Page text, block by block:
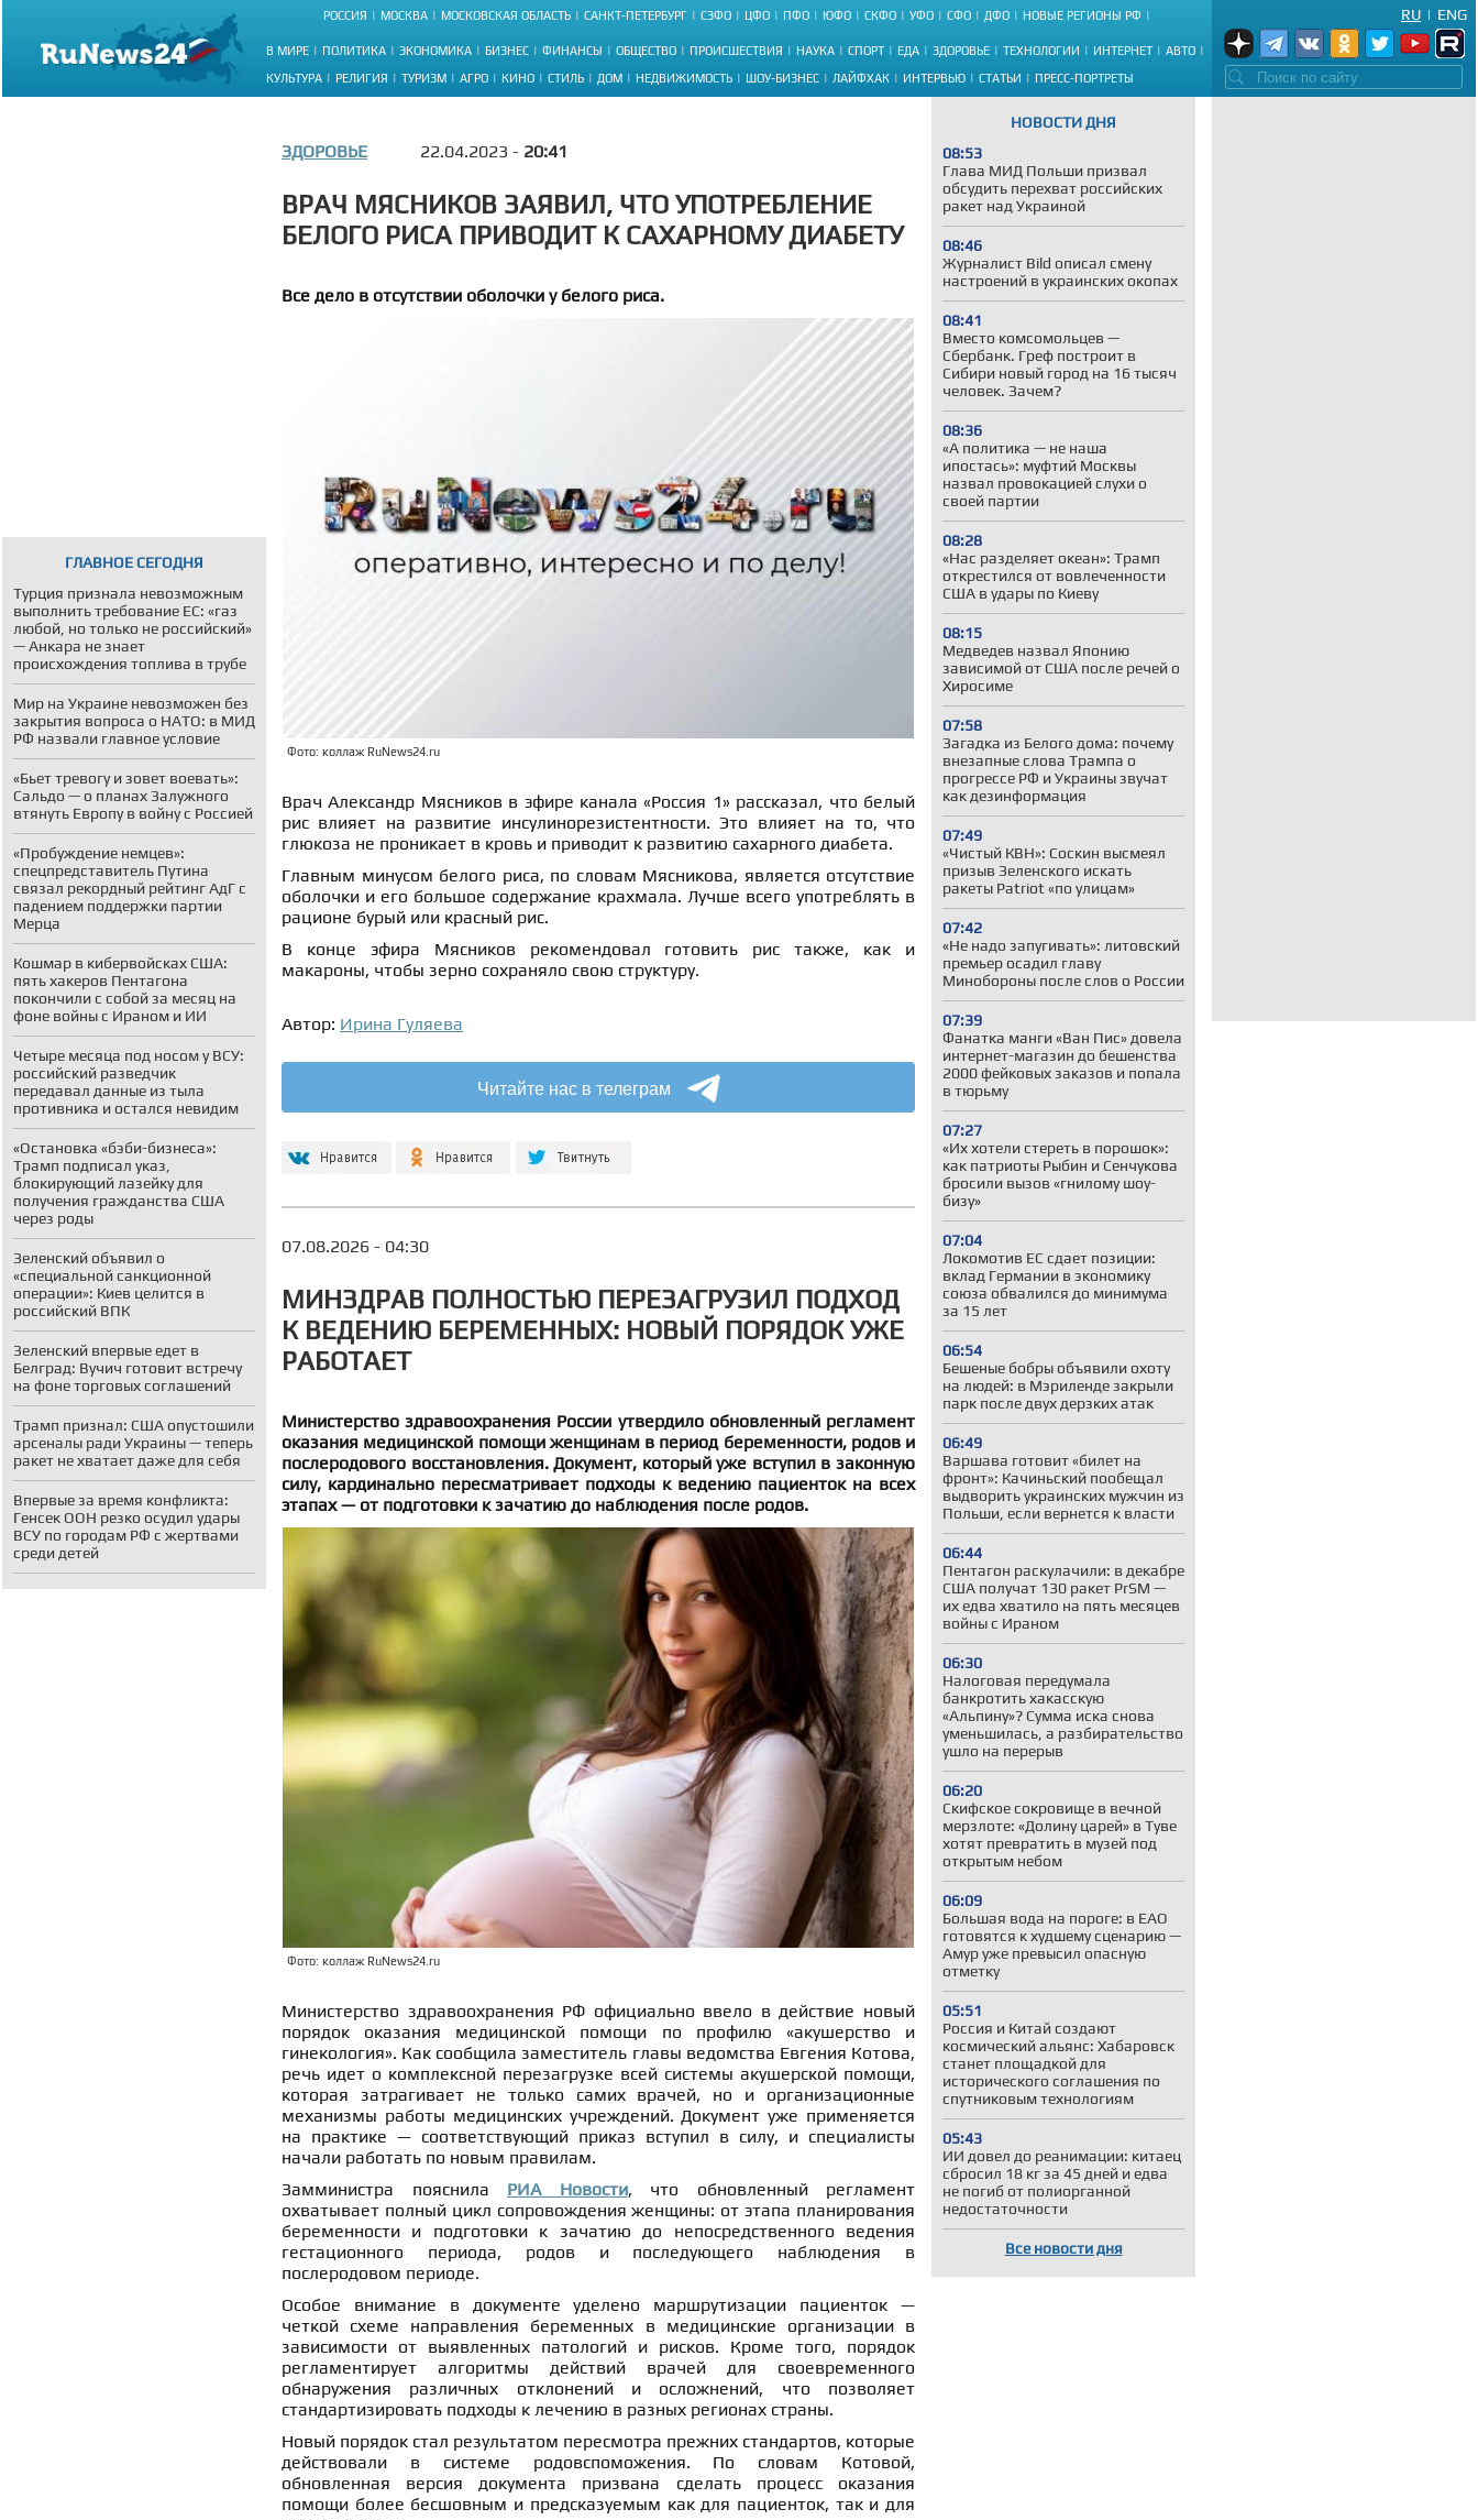
РОССИЯ МОСКВА МОСКОВСКАЯ ОБЛАСТЬ САНКТ-ПЕТЕРБУРГ СЗФО ЦФО ПФО ЮФО СКФО УФО СФО ДФО НОВЫЕ РЕГИОНЫ РФ
В МИРЕ ПОЛИТИКА ЭКОНОМИКА БИЗНЕС ФИНАНСЫ ОБЩЕСТВО ПРОИСШЕСТВИЯ НАУКА СПОРТ ЕДА ЗДОРОВЬЕ ТЕХНОЛОГИИ ИНТЕРНЕТ АВТО
КУЛЬТУРА РЕЛИГИЯ ТУРИЗМ АГРО КИНО СТИЛЬ ДОМ НЕДВИЖИМОСТЬ ШОУ-БИЗНЕС ЛАЙФХАК ИНТЕРВЬЮ СТАТЬИ ПРЕСС-ПОРТРЕТЫ
ENG
|
RU
ГЛАВНОЕ СЕГОДНЯ
Турция признала невозможным
выполнить требование ЕС: «газ
любой, но только не российский»
— Анкара не знает
происхождения топлива в трубе
Мир на Украине невозможен без
закрытия вопроса о НАТО: в МИД
РФ назвали главное условие
«Бьет тревогу и зовет воевать»:
Сальдо — о планах Залужного
втянуть Европу в войну с Россией
«Пробуждение немцев»:
спецпредставитель Путина
связал рекордный рейтинг АдГ с
падением поддержки партии
Мерца
Кошмар в кибервойсках США:
пять хакеров Пентагона
покончили с собой за месяц на
фоне войны с Ираном и ИИ
Четыре месяца под носом у ВСУ:
российский разведчик
передавал данные из тыла
противника и остался невидим
«Остановка «бэби-бизнеса»:
Трамп подписал указ,
блокирующий лазейку для
получения гражданства США
через роды
Зеленский объявил о
«специальной санкционной
операции»: Киев целится в
российский ВПК
Зеленский впервые едет в
Белград: Вучич готовит встречу
на фоне торговых соглашений
Трамп признал: США опустошили
арсеналы ради Украины — теперь
ракет не хватает даже для себя
Впервые за время конфликта:
Генсек ООН резко осудил удары
ВСУ по городам РФ с жертвами
среди детей
НОВОСТИ ДНЯ
08:53
Глава МИД Польши призвал
обсудить перехват российских
ракет над Украиной
08:46
Журналист Bild описал смену
настроений в украинских окопах
08:41
Вместо комсомольцев —
Сбербанк. Греф построит в
Сибири новый город на 16 тысяч
человек. Зачем?
08:36
«А политика — не наша
ипостась»: муфтий Москвы
назвал провокацией слухи о
своей партии
08:28
«Нас разделяет океан»: Трамп
открестился от вовлеченности
США в удары по Киеву
08:15
Медведев назвал Японию
зависимой от США после речей о
Хиросиме
07:58
Загадка из Белого дома: почему
внезапные слова Трампа о
прогрессе РФ и Украины звучат
как дезинформация
07:49
«Чистый КВН»: Соскин высмеял
призыв Зеленского искать
ракеты Patriot «по улицам»
07:42
«Не надо запугивать»: литовский
премьер осадил главу
Минобороны после слов о России
07:39
Фанатка манги «Ван Пис» довела
интернет-магазин до бешенства
2000 фейковых заказов и попала
в тюрьму
07:27
«Их хотели стереть в порошок»:
как патриоты Рыбин и Сенчукова
бросили вызов «гнилому шоу-
бизу»
07:04
Локомотив ЕС сдает позиции:
вклад Германии в экономику
союза обвалился до минимума
за 15 лет
06:54
Бешеные бобры объявили охоту
на людей: в Мэриленде закрыли
парк после двух дерзких атак
06:49
Варшава готовит «билет на
фронт»: Качиньский пообещал
выдворить украинских мужчин из
Польши, если вернется к власти
06:44
Пентагон раскулачили: в декабре
США получат 130 ракет PrSM —
их едва хватило на пять месяцев
войны с Ираном
06:30
Налоговая передумала
банкротить хакасскую
«Альпину»? Сумма иска снова
уменьшилась, а разбирательство
ушло на перерыв
06:20
Скифское сокровище в вечной
мерзлоте: «Долину царей» в Туве
хотят превратить в музей под
открытым небом
06:09
Большая вода на пороге: в ЕАО
готовятся к худшему сценарию —
Амур уже превысил опасную
отметку
05:51
Россия и Китай создают
космический альянс: Хабаровск
станет площадкой для
исторического соглашения по
спутниковым технологиям
05:43
ИИ довел до реанимации: китаец
сбросил 18 кг за 45 дней и едва
не погиб от полиорганной
недостаточности
Все новости дня
ЗДОРОВЬЕ 22.04.2023 - 20:41
ВРАЧ МЯСНИКОВ ЗАЯВИЛ, ЧТО УПОТРЕБЛЕНИЕ
БЕЛОГО РИСА ПРИВОДИТ К САХАРНОМУ ДИАБЕТУ
Все дело в отсутствии оболочки у белого риса.
Фото: коллаж RuNews24.ru
Врач Александр Мясников в эфире канала «Россия 1» рассказал, что белый
рис влияет на развитие инсулинорезистентности. Это влияет на то, что
глюкоза не проникает в кровь и приводит к развитию сахарного диабета.
Главным минусом белого риса, по словам Мясникова, является отсутствие
оболочки и его большое содержание крахмала. Лучше всего употреблять в
рационе бурый или красный рис.
В конце эфира Мясников рекомендовал готовить рис также, как и
макароны, чтобы зерно сохраняло свою структуру.
Автор: Ирина Гуляева
Читайте нас в телеграм
07.08.2026 - 04:30
МИНЗДРАВ ПОЛНОСТЬЮ ПЕРЕЗАГРУЗИЛ ПОДХОД
К ВЕДЕНИЮ БЕРЕМЕННЫХ: НОВЫЙ ПОРЯДОК УЖЕ
РАБОТАЕТ
Министерство здравоохранения России утвердило обновленный регламент
оказания медицинской помощи женщинам в период беременности, родов и
послеродового восстановления. Документ, который уже вступил в законную
силу, кардинально пересматривает подходы к ведению пациенток на всех
этапах — от подготовки к зачатию до наблюдения после родов.
Фото: коллаж RuNews24.ru
Министерство здравоохранения РФ официально ввело в действие новый
порядок оказания медицинской помощи по профилю «акушерство и
гинекология». Как сообщила заместитель главы ведомства Евгения Котова,
речь идет о комплексной перезагрузке всей системы акушерской помощи,
которая затрагивает не только самих врачей, но и организационные
механизмы работы медицинских учреждений. Документ уже применяется
на практике — соответствующий приказ вступил в силу, и специалисты
начали работать по новым правилам.
Замминистра пояснила РИА Новости, что обновленный регламент
охватывает полный цикл сопровождения женщины: от этапа планирования
беременности и подготовки к зачатию до непосредственного ведения
гестационного периода, родов и последующего наблюдения в
послеродовом периоде.
Особое внимание в документе уделено маршрутизации пациенток —
четкой схеме направления беременных в медицинские организации в
зависимости от выявленных патологий и рисков. Кроме того, порядок
регламентирует алгоритмы действий врачей для своевременного
обнаружения различных отклонений и осложнений, что позволяет
стандартизировать подходы к лечению в разных регионах страны.
Новый порядок стал результатом пересмотра прежних стандартов, которые
действовали в системе родовспоможения. По словам Котовой,
обновленная версия документа призвана сделать процесс оказания
помощи более бесшовным и предсказуемым как для пациенток, так и для